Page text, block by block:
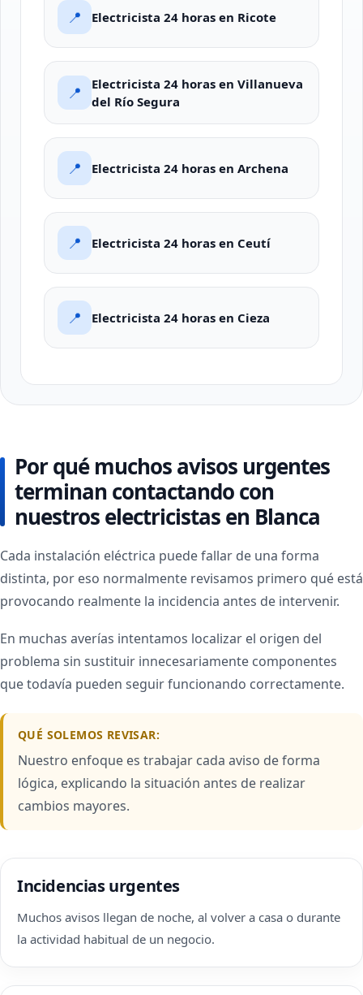
📍 Electricista 24 horas en Ricote
📍
Electricista 24 horas en Villanueva
del Río Segura
📍 Electricista 24 horas en Archena
📍 Electricista 24 horas en Ceutí
📍 Electricista 24 horas en Cieza
Por qué muchos avisos urgentes
terminan contactando con
nuestros electricistas en Blanca
Cada instalación eléctrica puede fallar de una forma
distinta, por eso normalmente revisamos primero qué está
provocando realmente la incidencia antes de intervenir.
En muchas averías intentamos localizar el origen del
problema sin sustituir innecesariamente componentes
que todavía pueden seguir funcionando correctamente.
QUÉ SOLEMOS REVISAR:
Nuestro enfoque es trabajar cada aviso de forma
lógica, explicando la situación antes de realizar
cambios mayores.
Incidencias urgentes
Muchos avisos llegan de noche, al volver a casa o durante
la actividad habitual de un negocio.